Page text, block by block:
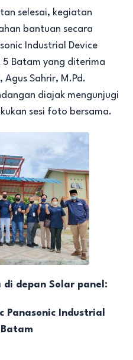
selesai, kegiatan
bantuan secara
Industrial Device
5 Batam yang diterima
Agus Sahrir, M.Pd.
diajak mengunjugi
sesi foto bersama.
depan Solar panel:
Panasonic Industrial
Batam